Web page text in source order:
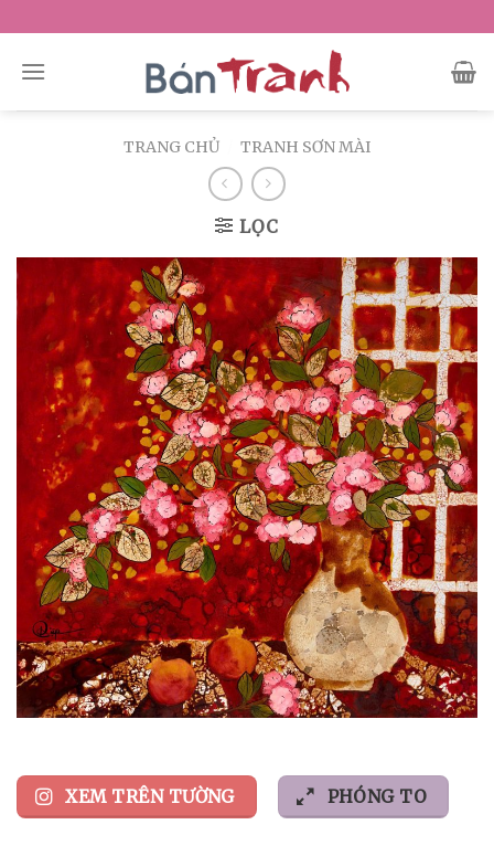
to
content
TRANG CHỦ TRANH SƠN MÀI
LỌC
XEM TRÊN TƯỜNG PHÓNG TO